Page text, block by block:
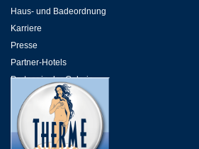
Haus- und Badeordnung
Karriere
Presse
Partner-Hotels
Partner in der Galeria
Partner-Links